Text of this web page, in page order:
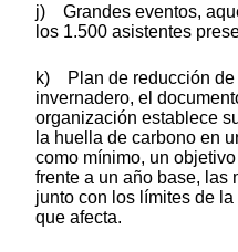
j) Grandes eventos,
los 1.500 asistentes
k) Plan de reducción de
invernadero, el
organización establece
la huella de carbono en
como mínimo, un
frente a un año base, las
junto con los límites de
que afecta.